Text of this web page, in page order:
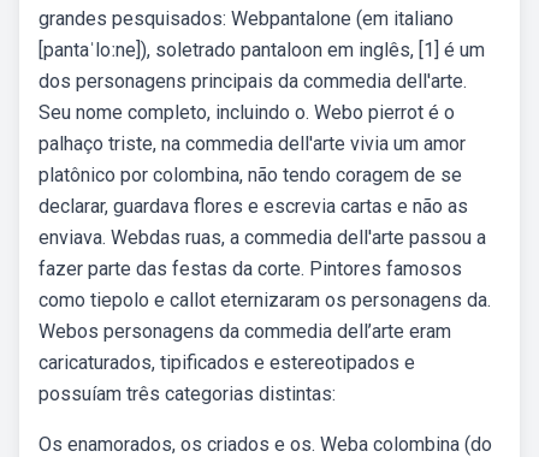
grandes pesquisados: Webpantalone (em italiano
[pantaˈloːne]), soletrado pantaloon em inglês, [1] é um
dos personagens principais da commedia dell'arte.
Seu nome completo, incluindo o. Webo pierrot é o
palhaço triste, na commedia dell'arte vivia um amor
platônico por colombina, não tendo coragem de se
declarar, guardava flores e escrevia cartas e não as
enviava. Webdas ruas, a commedia dell'arte passou a
fazer parte das festas da corte. Pintores famosos
como tiepolo e callot eternizaram os personagens da.
Webos personagens da commedia dell’arte eram
caricaturados, tipificados e estereotipados e
possuíam três categorias distintas:
Os enamorados, os criados e os. Weba colombina (do